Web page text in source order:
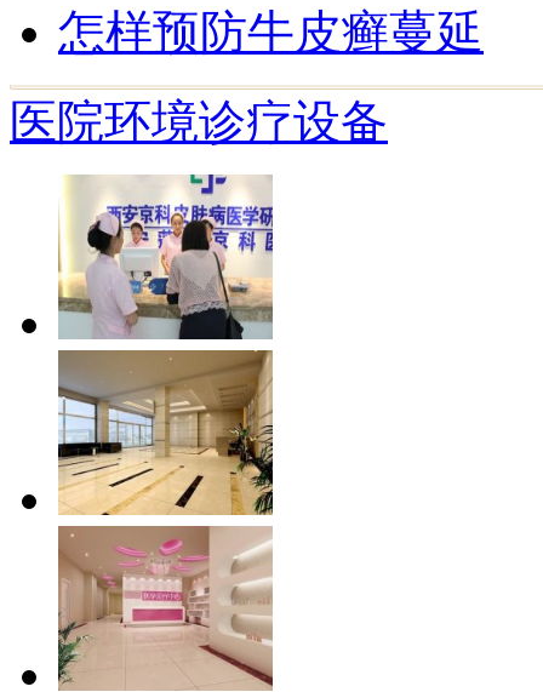
怎样预防牛皮癣蔓延
医院环境诊疗设备